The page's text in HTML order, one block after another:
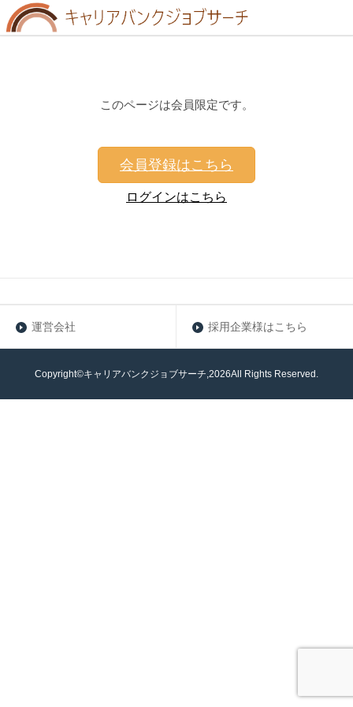
このページは会員限定です。
会員登録はこちら
ログインはこちら
運営会社 採用企業様はこちら
Copyright©キャリアバンクジョブサーチ,2026All Rights Reserved.